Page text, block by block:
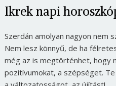
Ikrek napi
Szerdán amolyan nagyon nem
Nem lesz könnyű, de ha
még az is megtörténhet, hogy
pozitívumokat, a szépséget.